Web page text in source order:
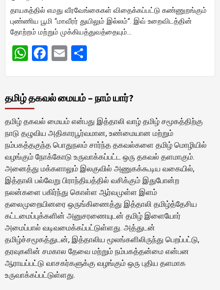
தாயகத்தில் எமது வீரவேங்கைகள் விதைக்கப்பட்டு கண்ணுறங்கும்
புண்ணிய பூமி “மாவீரர் துயிலும் இல்லம்”. இவ் உறைவிடத்தின்
தோற்றம் மற்றும் முக்கியத்துவத்தையும்…
WhatsApp
Facebook
Email
தமிழ் தகவல் மையம் – நாம் யார்?
தமிழ் தகவல் மையம் என்பது இத்தாலி வாழ் தமிழ் சமூகத்திற்கு
நாடு தழுவிய அதிகாரபூர்வமான, உண்மையான மற்றும்
நம்பகத்தகுந்த பொதுநலம் சார்ந்த தகவல்களை தமிழ் மொழியில்
வழங்கும் நோக்கோடு உருவாக்கப்பட்ட ஒரு தகவல் தளமாகும்.
அனைத்து மக்களாலும் இலகுவில் அணுகக்கூடிய வகையில்,
இத்தாலி பல்வேறு பிராந்தியத்தில் வசிக்கும் இதுபோன்ற
நலன்களை பகிர்ந்து கொள்ள ஆர்வமுள்ள இளம்
தலைமுறையினரை ஒருங்கிணைத்து இத்தாலி தமிழ்த்தேசிய
கட்டமைப்புக்களின் அனுசரணையுடன் தமிழ் இளையோர்
அமைப்பால் வடிவமைக்கப்பட்டுள்ளது. அத்துடன்
தமிழ்ச்சமூகத்துடன், இத்தாலிய மூலங்களிலிருந்து பெறப்பட்டு,
தரவுகளின் சமகால தேவை மற்றும் நம்பகத்தன்மை என்பன
ஆராயப்பட்டு வாசகர்களுக்கு வழங்கும் ஒரு புதிய தளமாக
உருவாக்கப்பட்டுள்ளது.